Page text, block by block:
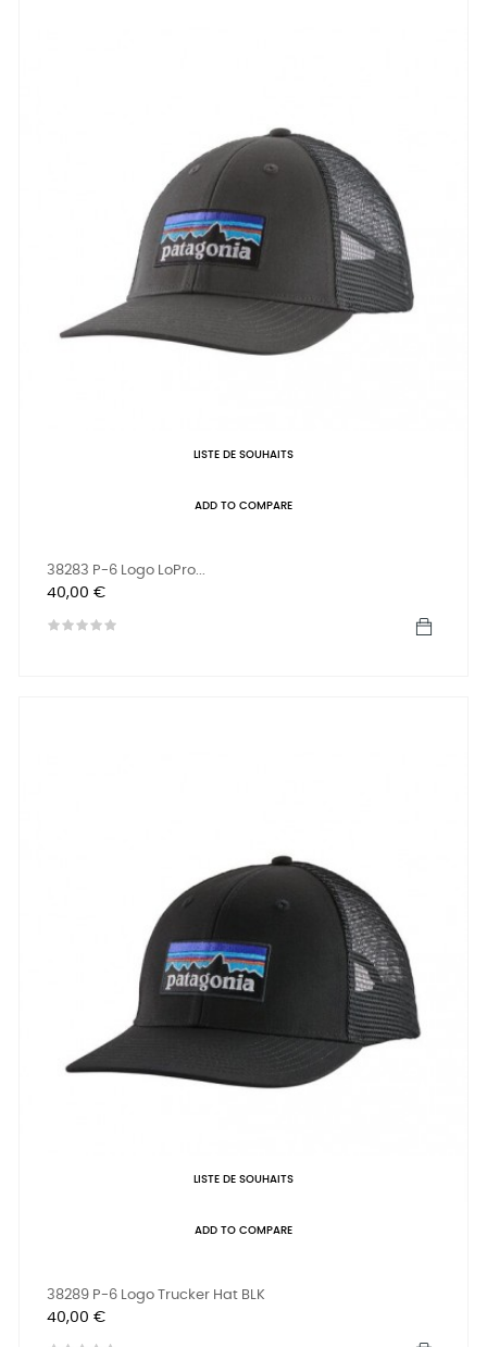
LISTE DE SOUHAITS
ADD TO COMPARE
38283 P-6 Logo LoPro...
Prix
40,00 €
LISTE DE SOUHAITS
ADD TO COMPARE
38289 P-6 Logo Trucker Hat BLK
Prix
40,00 €